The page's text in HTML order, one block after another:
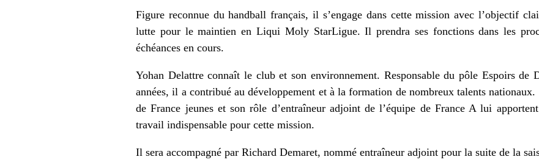
Figure reconnue du handball français, il s’engage dans cette mission avec l’objectif
lutte pour le maintien en Liqui Moly StarLigue. Il prendra ses fonctions dans les
échéances en cours.
Yohan Delattre connaît le club et son environnement. Responsable du pôle Espoirs de
années, il a contribué au développement et à la formation de nombreux talents nationaux.
de France jeunes et son rôle d’entraîneur adjoint de l’équipe de France A lui
travail indispensable pour cette mission.
Il sera accompagné par Richard Demaret, nommé entraîneur adjoint pour la suite de la